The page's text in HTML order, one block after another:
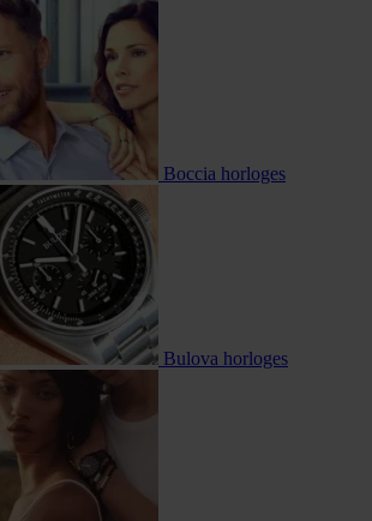
Boccia horloges
Bulova horloges